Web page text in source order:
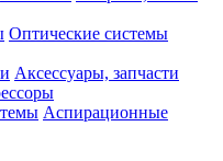
Оптические системы
Аксессуары, запчасти
Аспирационные